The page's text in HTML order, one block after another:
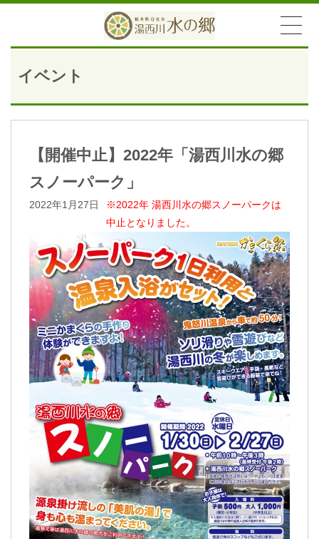
イベント
【開催中止】2022年「湯西川水の郷
スノーパーク」
2022年1月27日
※2022年 湯西川水の郷スノーパークは
中止となりました。